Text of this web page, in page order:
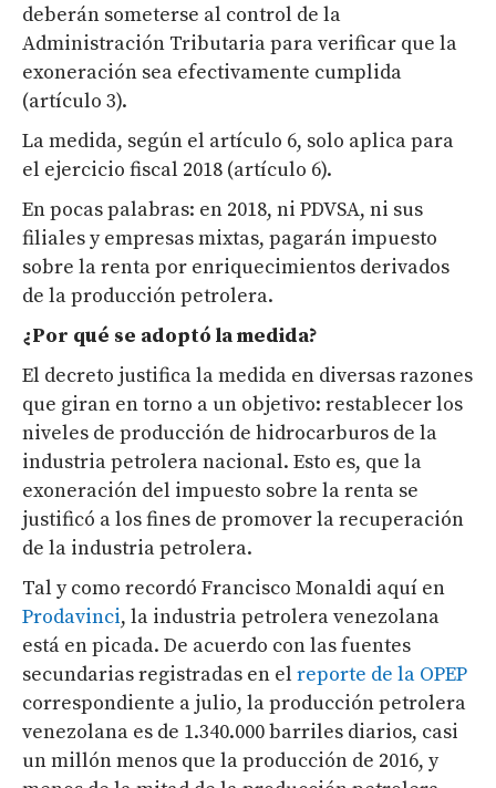
deberán someterse al control de la
Administración Tributaria para verificar que la
exoneración sea efectivamente cumplida
(artículo 3).
La medida, según el artículo 6, solo aplica para
el ejercicio fiscal 2018 (artículo 6).
En pocas palabras: en 2018, ni PDVSA, ni sus
filiales y empresas mixtas, pagarán impuesto
sobre la renta por enriquecimientos derivados
de la producción petrolera.
¿Por qué se adoptó la medida?
El decreto justifica la medida en diversas razones
que giran en torno a un objetivo: restablecer los
niveles de producción de hidrocarburos de la
industria petrolera nacional. Esto es, que la
exoneración del impuesto sobre la renta se
justificó a los fines de promover la recuperación
de la industria petrolera.
Tal y como recordó Francisco Monaldi aquí en
Prodavinci, la industria petrolera venezolana
está en picada. De acuerdo con las fuentes
secundarias registradas en el reporte de la OPEP
correspondiente a julio, la producción petrolera
venezolana es de 1.340.000 barriles diarios, casi
un millón menos que la producción de 2016, y